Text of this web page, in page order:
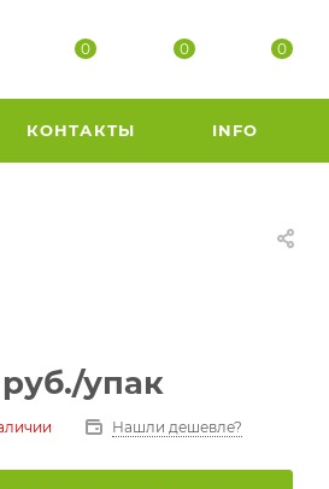
0 0 0
КОНТАКТЫ INFO
руб./упак
Нашли дешевле?